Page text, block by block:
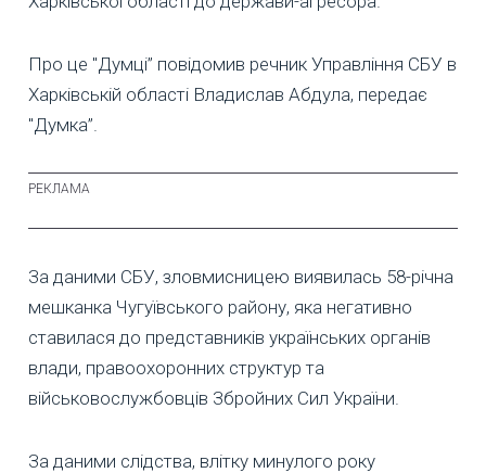
Про це "Думці” повідомив речник Управління СБУ в
Харківській області Владислав Абдула, передає
"Думка”.
За даними СБУ, зловмисницею виявилась 58-річна
мешканка Чугуївського району, яка негативно
ставилася до представників українських органів
влади, правоохоронних структур та
військовослужбовців Збройних Сил України.
За даними слідства, влітку минулого року